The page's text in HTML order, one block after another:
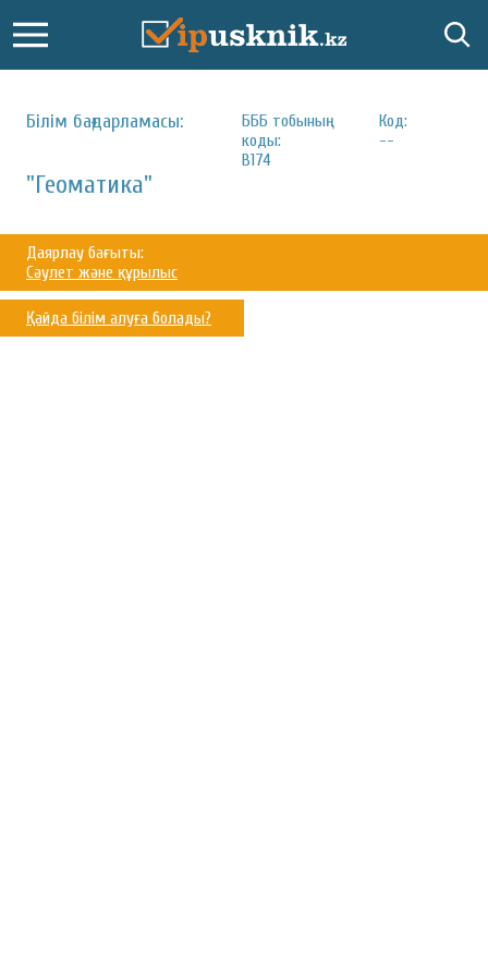
Білім бағдарламасы:
БББ тобының
коды:
B174
Код:
--
"Геоматика"
Даярлау бағыты:
Сәулет және құрылыс
Қайда білім алуға болады?